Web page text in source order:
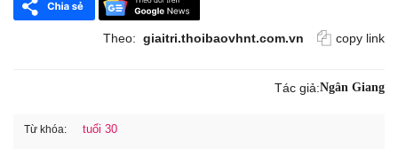
Theo: giaitri.thoibaovhnt.com.vn copy link
Tác giả:Ngân Giang
Từ khóa: tuổi 30